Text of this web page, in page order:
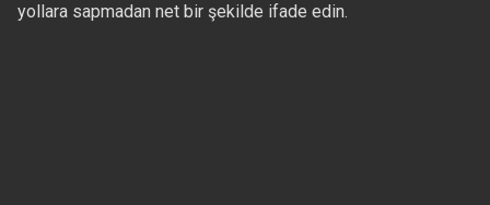
yollara sapmadan net bir şekilde ifade edin.